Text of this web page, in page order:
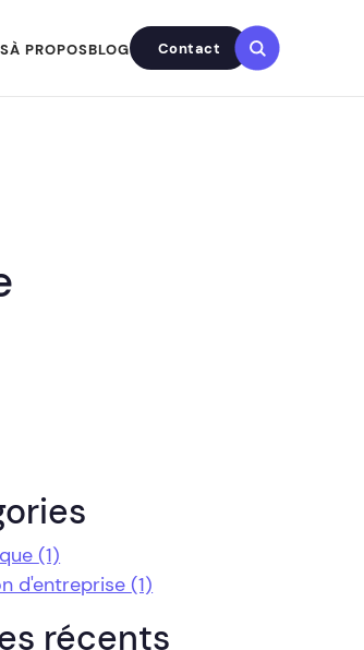
À PROPOSBLOG Contact
(1)
d'entreprise (1)
récents